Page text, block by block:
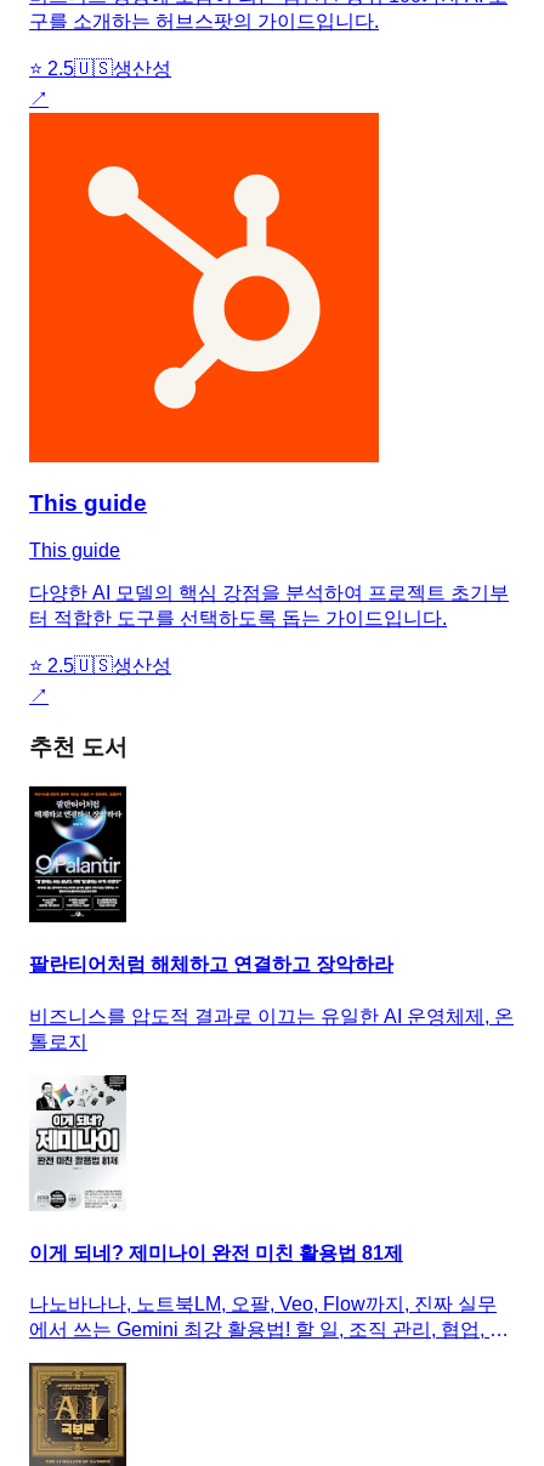
구를 소개하는 허브스팟의 가이드입니다.
⭐ 2.5🇺🇸생산성
↗
This guide
This guide
다양한 AI 모델의 핵심 강점을 분석하여 프로젝트 초기부
터 적합한 도구를 선택하도록 돕는 가이드입니다.
⭐ 2.5🇺🇸생산성
↗
추천 도서
팔란티어처럼 해체하고 연결하고 장악하라
비즈니스를 압도적 결과로 이끄는 유일한 AI 운영체제, 온
톨로지
이게 되네? 제미나이 완전 미친 활용법 81제
나노바나나, 노트북LM, 오팔, Veo, Flow까지, 진짜 실무
에서 쓰는 Gemini 최강 활용법! 할 일, 조직 관리, 협업, AI
까지 일잘러 오대리의 인공지능 퍼펙트 활용 노하우